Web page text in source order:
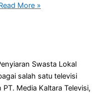
More »
Swasta Lokal
salah satu televisi
Media Kaltara Televisi,